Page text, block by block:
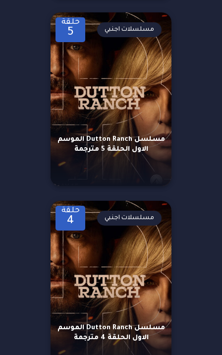
حلقة
5
مسلسل Dutton Ranch الموسم
الاول الحلقة 5 مترجمة
مسلسلات اجنبي
حلقة
4
مسلسل Dutton Ranch الموسم
الاول الحلقة 4 مترجمة
مسلسلات اجنبي